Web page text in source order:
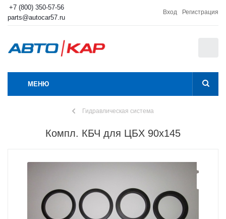
+7 (800) 350-57-56
parts@autocar57.ru
Вход Регистрация
МЕНЮ
Гидравлическая система
Компл. КБЧ для ЦБХ 90х145